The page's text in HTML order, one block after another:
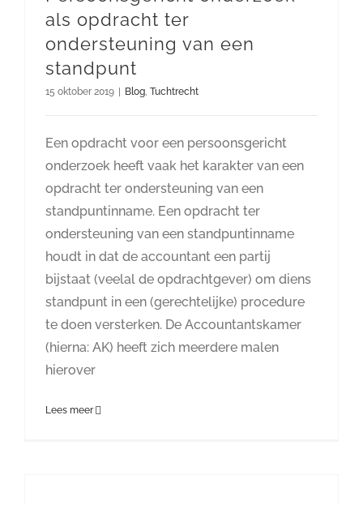
als opdracht ter
ondersteuning van een
standpunt
15 oktober 2019 | Blog, Tuchtrecht
Een opdracht voor een persoonsgericht
onderzoek heeft vaak het karakter van een
opdracht ter ondersteuning van een
standpuntinname. Een opdracht ter
ondersteuning van een standpuntinname
houdt in dat de accountant een partij
bijstaat (veelal de opdrachtgever) om diens
standpunt in een (gerechtelijke) procedure
te doen versterken. De Accountantskamer
(hierna: AK) heeft zich meerdere malen
hierover
Lees meer